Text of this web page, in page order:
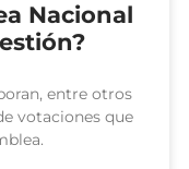
Nacional
entre otros
votaciones que